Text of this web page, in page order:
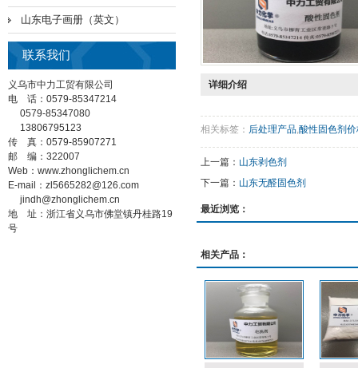
山东电子画册（英文）
联系我们
义乌市中力工贸有限公司
电 话：0579-85347214
0579-85347080
13806795123
传 真：0579-85907271
邮 编：322007
Web：www.zhonglichem.cn
E-mail：zl5665282@126.com
jindh@zhonglichem.cn
地 址：浙江省义乌市佛堂镇丹桂路19
号
详细介绍
相关标签： 后处理产品,酸性固色剂
上一篇： 山东剥色剂
下一篇： 山东无醛固色剂
最近浏览：
相关产品：